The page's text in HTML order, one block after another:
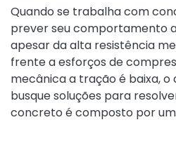
Quando se trabalha com
prever seu comportamento
apesar da alta resistência
frente a esforços de
mecânica a tração é baixa, o
busque soluções para
concreto é composto por